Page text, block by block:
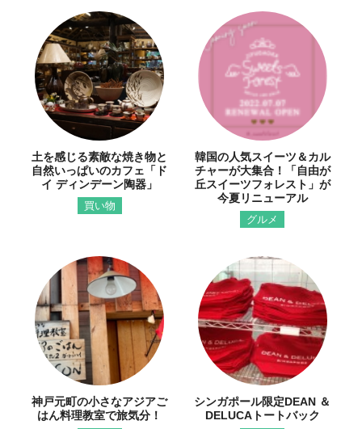
土を感じる素敵な焼き物と
自然いっぱいのカフェ「ド
イ ディンデーン陶器」
買い物
韓国の人気スイーツ＆カル
チャーが大集合！「自由が
丘スイーツフォレスト」が
今夏リニューアル
グルメ
神戸元町の小さなアジアご
はん料理教室で旅気分！
シンガポール限定DEAN ＆
DELUCAトートバック